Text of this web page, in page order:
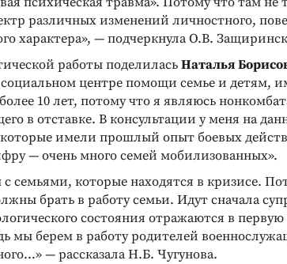
различных изменений личностного,
характера», — подчеркнула О.В.
работы поделиласьНаталья
центре помощи семье и детям,
10 лет, потому что я являюсь
в отставке. В консультации у меня на
имели прошлый опыт боевых
— очень много семей мобилизованных».
семьями, которые находятся в кризисе.
брать в работу семьи. Идут сначала
состояния отражаются в первую
мы берем в работу родителей
— рассказала Н.Б. Чугунова.
Реклама